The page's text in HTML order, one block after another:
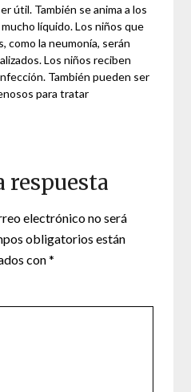
útil. También se anima a los
líquido. Los niños que
como la neumonía, serán
Los niños reciben
También pueden ser
para tratar
respuesta
electrónico no será
obligatorios están
con*